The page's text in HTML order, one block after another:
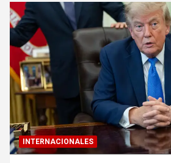
INTERNACIONALES